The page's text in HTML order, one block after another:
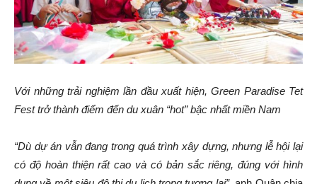
Với những trải nghiệm lần đầu xuất hiện, Green Paradise Tet
Fest trở thành điểm đến du xuân “hot” bậc nhất miền Nam
“Dù dự án vẫn đang trong quá trình xây dựng, nhưng lễ hội lại
có độ hoàn thiện rất cao và có bản sắc riêng, đúng với hình